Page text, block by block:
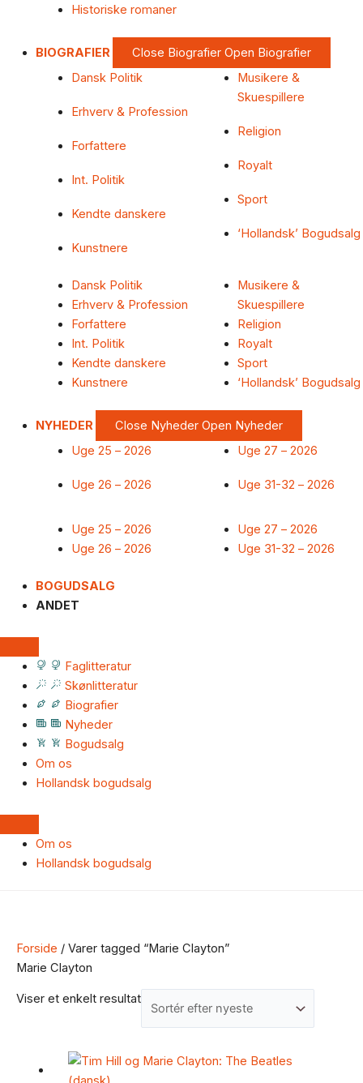
Historiske romaner
BIOGRAFIER Close Biografier Open Biografier
Dansk Politik
Erhverv & Profession
Forfattere
Int. Politik
Kendte danskere
Kunstnere
Musikere &
Skuespillere
Religion
Royalt
Sport
‘Hollandsk’ Bogudsalg
Dansk Politik
Erhverv & Profession
Forfattere
Int. Politik
Kendte danskere
Kunstnere
Musikere &
Skuespillere
Religion
Royalt
Sport
‘Hollandsk’ Bogudsalg
NYHEDER Close Nyheder Open Nyheder
Uge 25 – 2026
Uge 26 – 2026
Uge 27 – 2026
Uge 31-32 – 2026
Uge 25 – 2026
Uge 26 – 2026
Uge 27 – 2026
Uge 31-32 – 2026
BOGUDSALG
ANDET
Faglitteratur
Skønlitteratur
Biografier
Nyheder
Bogudsalg
Om os
Hollandsk bogudsalg
Om os
Hollandsk bogudsalg
Forside / Varer tagged “Marie Clayton”
Marie Clayton
Viser et enkelt resultat